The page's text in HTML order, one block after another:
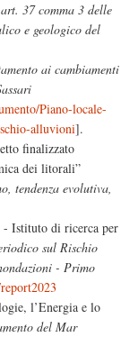
37 comma 3 delle
e geologico del
ai cambiamenti
Piano-locale-
alluvioni].
finalizzato
dei litorali”
tendenza evolutiva,
Istituto di ricerca per
sul Rischio
- Primo
l’Energia e lo
del Mar